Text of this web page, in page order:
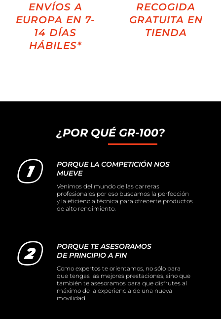
ENVÍOS A
EUROPA EN 7-
14 DÍAS
HÁBILES*
RECOGIDA
GRATUITA EN
TIENDA
¿POR QUÉ GR-100?
PORQUE LA COMPETICIÓN NOS
MUEVE
Venimos del mundo de las carreras
profesionales por eso buscamos la perfección
y la eficiencia técnica para ofrecerte productos
de alto rendimiento.
PORQUE TE ASESORAMOS
DE PRINCIPIO A FIN
Como expertos te orientamos, no sólo para
que tengas las mejores prestaciones, sino que
también te asesoramos para que disfrutes al
máximo de la experiencia de una nueva
movilidad.